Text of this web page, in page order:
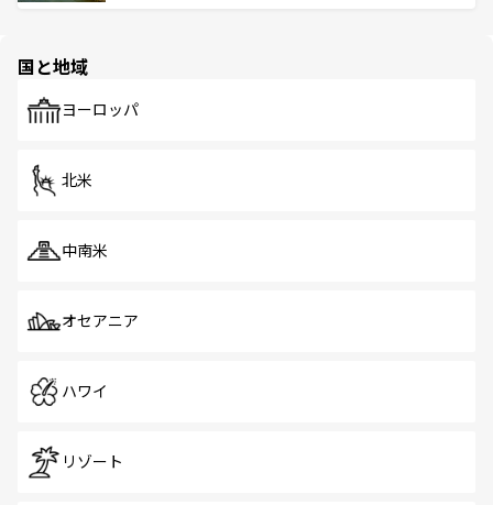
で、ホーカーズは地元の風情を楽しめる外せないスポット
国と地域
ヨーロッパ
北米
中南米
オセアニア
ハワイ
リゾート